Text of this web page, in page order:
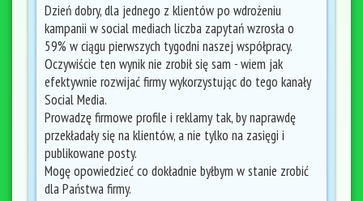
Dzień dobry, dla jednego z klientów po wdrożeniu
kampanii w social mediach liczba zapytań wzrosła o
59% w ciągu pierwszych tygodni naszej współpracy.
Oczywiście ten wynik nie zrobił się sam - wiem jak
efektywnie rozwijać firmy wykorzystując do tego kanały
Social Media.
Prowadzę firmowe profile i reklamy tak, by naprawdę
przekładały się na klientów, a nie tylko na zasięgi i
publikowane posty.
Mogę opowiedzieć co dokładnie byłbym w stanie zrobić
dla Państwa firmy.